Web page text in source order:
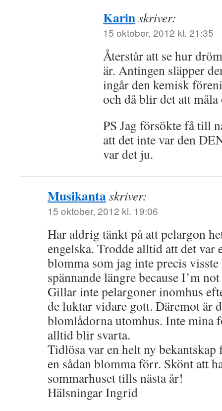
Karinskriver:
15 oktober, 2012 kl. 21:35
Återstår att se hur
är. Antingen släpper
ingår den kemisk
och då blir det att
PS Jag försökte få till
att det inte var den
var det ju.
Musikantaskriver:
15 oktober, 2012 kl. 19:06
Har aldrig tänkt på att pelargon
engelska. Trodde alltid att det var
blomma som jag inte precis
spännande längre because I’m
Gillar inte pelargoner inomhus
de luktar vidare gott. Däremot är
blomlådorna utomhus. Inte mina
alltid blir svarta.
Tidlösa var en helt ny
en sådan blomma förr. Skönt att
sommarhuset tills nästa år!
Hälsningar Ingrid